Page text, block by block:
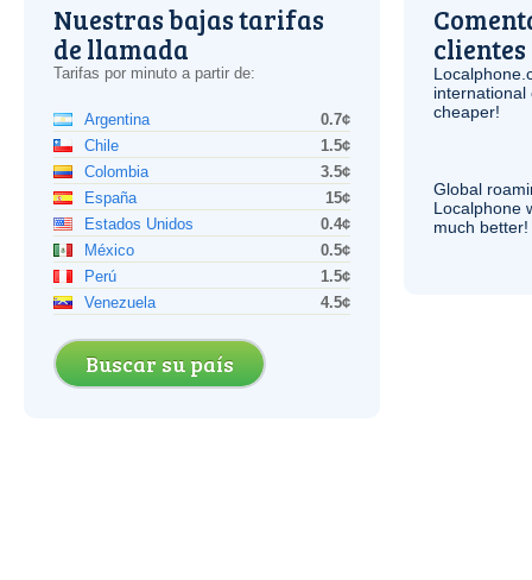
Nuestras bajas tarifas
de llamada
Tarifas por minuto a partir de:
Argentina
0.7¢
Chile
1.5¢
Colombia
3.5¢
España
15¢
Estados Unidos
0.4¢
México
0.5¢
Perú
1.5¢
Venezuela
4.5¢
Buscar su país
clientes
international
cheaper!
Global
Localphone
much better!